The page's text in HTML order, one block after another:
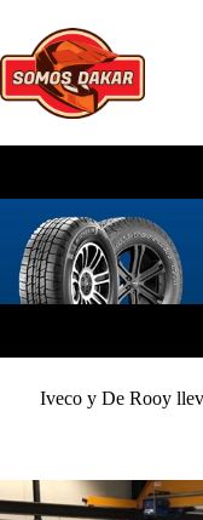
contenido
Iveco y De Rooy